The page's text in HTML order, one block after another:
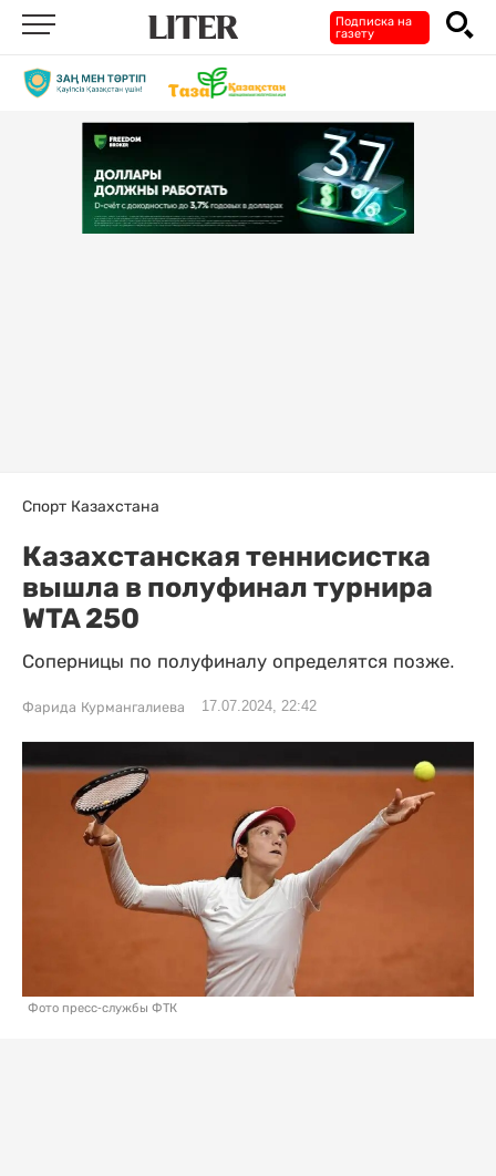
Подписка на
газету
Спорт Казахстана
Казахстанская теннисистка
вышла в полуфинал турнира
WTA 250
Соперницы по полуфиналу определятся позже.
Фарида Курмангалиева 17.07.2024, 22:42
Фото пресс-службы ФТК